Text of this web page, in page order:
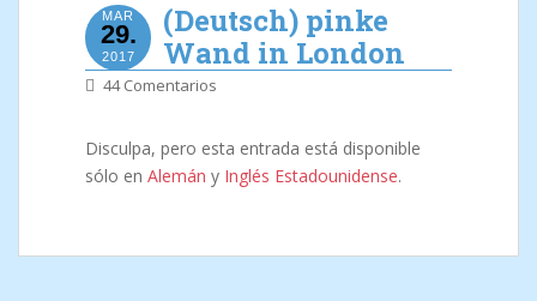
MAR
29.
2017
(Deutsch) pinke
Wand in London
44 Comentarios
Disculpa, pero esta entrada está disponible
sólo en Alemán y Inglés Estadounidense.